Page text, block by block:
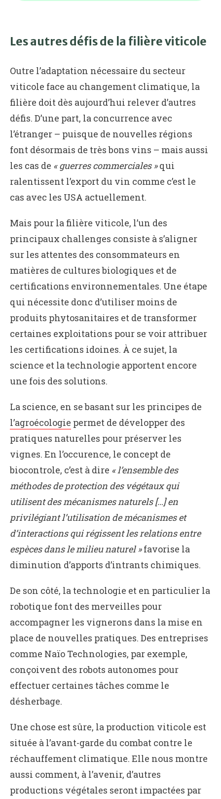
Les autres défis de la filière viticole
Outre l’adaptation nécessaire du secteur
viticole face au changement climatique, la
filière doit dès aujourd’hui relever d’autres
défis. D’une part, la concurrence avec
l’étranger – puisque de nouvelles régions
font désormais de très bons vins – mais aussi
les cas de « guerres commerciales »qui
ralentissent l’export du vin comme c’est le
cas avec les USA actuellement.
Mais pour la filière viticole, l’un des
principaux challenges consiste à s’aligner
sur les attentes des consommateurs en
matières de cultures biologiques et de
certifications environnementales. Une étape
qui nécessite donc d’utiliser moins de
produits phytosanitaires et de transformer
certaines exploitations pour se voir attribuer
les certifications idoines. À ce sujet, la
science et la technologie apportent encore
une fois des solutions.
La science, en se basant sur les principes de
l’agroécologie permet de développer des
pratiques naturelles pour préserver les
vignes. En l’occurence, le concept de
biocontrole, c’est à dire « l’ensemble des
méthodes de protection des végétaux qui
utilisent des mécanismes naturels […] en
privilégiant l’utilisation de mécanismes et
d’interactions qui régissent les relations entre
espèces dans le milieu naturel »favorise la
diminution d’apports d’intrants chimiques.
De son côté, la technologie et en particulier la
robotique font des merveilles pour
accompagner les vignerons dans la mise en
place de nouvelles pratiques. Des entreprises
comme Naïo Technologies, par exemple,
conçoivent des robots autonomes pour
effectuer certaines tâches comme le
désherbage.
Une chose est sûre, la production viticole est
située à l’avant-garde du combat contre le
réchauffement climatique. Elle nous montre
aussi comment, à l’avenir, d’autres
productions végétales seront impactées par